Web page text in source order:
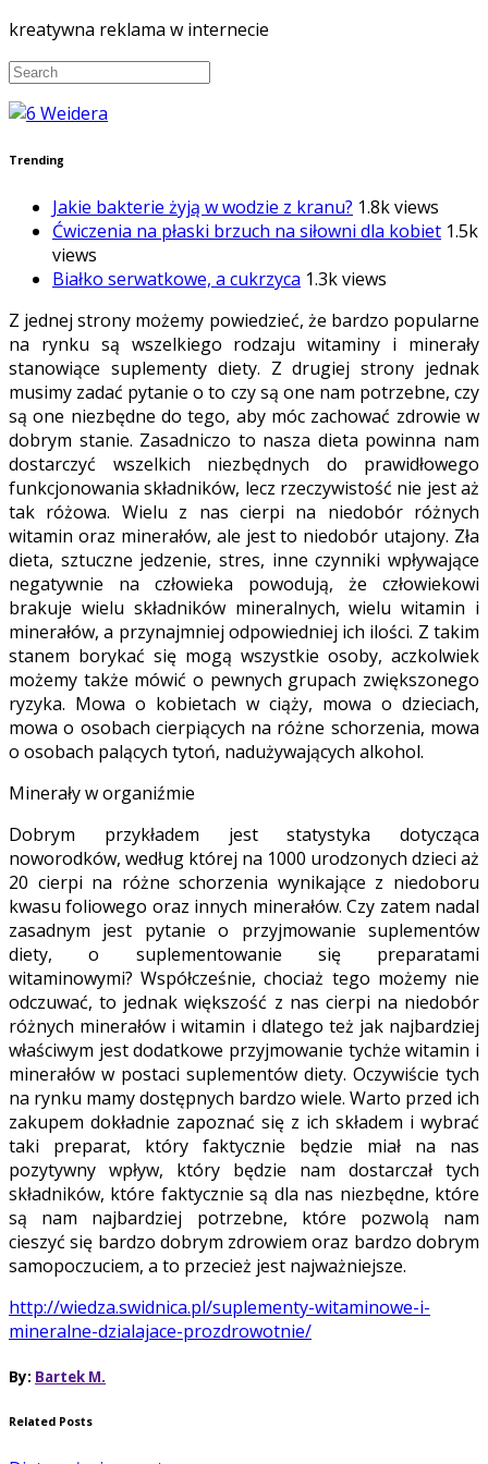
kreatywna reklama w internecie
Trending
Jakie bakterie żyją w wodzie z kranu? 1.8k views
Ćwiczenia na płaski brzuch na siłowni dla kobiet 1.5k
views
Białko serwatkowe, a cukrzyca 1.3k views
Z jednej strony możemy powiedzieć, że bardzo popularne
na rynku są wszelkiego rodzaju witaminy i minerały
stanowiące suplementy diety. Z drugiej strony jednak
musimy zadać pytanie o to czy są one nam potrzebne, czy
są one niezbędne do tego, aby móc zachować zdrowie w
dobrym stanie. Zasadniczo to nasza dieta powinna nam
dostarczyć wszelkich niezbędnych do prawidłowego
funkcjonowania składników, lecz rzeczywistość nie jest aż
tak różowa. Wielu z nas cierpi na niedobór różnych
witamin oraz minerałów, ale jest to niedobór utajony. Zła
dieta, sztuczne jedzenie, stres, inne czynniki wpływające
negatywnie na człowieka powodują, że człowiekowi
brakuje wielu składników mineralnych, wielu witamin i
minerałów, a przynajmniej odpowiedniej ich ilości. Z takim
stanem borykać się mogą wszystkie osoby, aczkolwiek
możemy także mówić o pewnych grupach zwiększonego
ryzyka. Mowa o kobietach w ciąży, mowa o dzieciach,
mowa o osobach cierpiących na różne schorzenia, mowa
o osobach palących tytoń, nadużywających alkohol.
Minerały w organiźmie
Dobrym przykładem jest statystyka dotycząca
noworodków, według której na 1000 urodzonych dzieci aż
20 cierpi na różne schorzenia wynikające z niedoboru
kwasu foliowego oraz innych minerałów. Czy zatem nadal
zasadnym jest pytanie o przyjmowanie suplementów
diety, o suplementowanie się preparatami
witaminowymi? Współcześnie, chociaż tego możemy nie
odczuwać, to jednak większość z nas cierpi na niedobór
różnych minerałów i witamin i dlatego też jak najbardziej
właściwym jest dodatkowe przyjmowanie tychże witamin i
minerałów w postaci suplementów diety. Oczywiście tych
na rynku mamy dostępnych bardzo wiele. Warto przed ich
zakupem dokładnie zapoznać się z ich składem i wybrać
taki preparat, który faktycznie będzie miał na nas
pozytywny wpływ, który będzie nam dostarczał tych
składników, które faktycznie są dla nas niezbędne, które
są nam najbardziej potrzebne, które pozwolą nam
cieszyć się bardzo dobrym zdrowiem oraz bardzo dobrym
samopoczuciem, a to przecież jest najważniejsze.
http://wiedza.swidnica.pl/suplementy-witaminowe-i-
mineralne-dzialajace-prozdrowotnie/
By: Bartek M.
Related Posts